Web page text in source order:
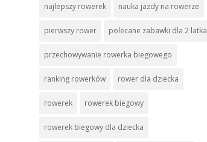
najlepszy rowerek nauka jazdy na rowerze
pierwszy rower polecane zabawki dla 2 latka
przechowywanie rowerka biegowego
ranking rowerków rower dla dziecka
rowerek rowerek biegowy
rowerek biegowy dla dziecka